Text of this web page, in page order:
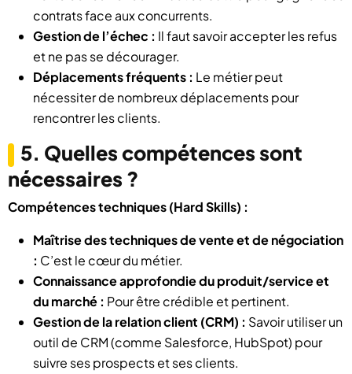
contrats face aux concurrents.
Gestion de l’échec : Il faut savoir accepter les refus
et ne pas se décourager.
Déplacements fréquents : Le métier peut
nécessiter de nombreux déplacements pour
rencontrer les clients.
5. Quelles compétences sont
nécessaires ?
Compétences techniques (Hard Skills) :
Maîtrise des techniques de vente et de négociation
: C’est le cœur du métier.
Connaissance approfondie du produit/service et
du marché : Pour être crédible et pertinent.
Gestion de la relation client (CRM) : Savoir utiliser un
outil de CRM (comme Salesforce, HubSpot) pour
suivre ses prospects et ses clients.